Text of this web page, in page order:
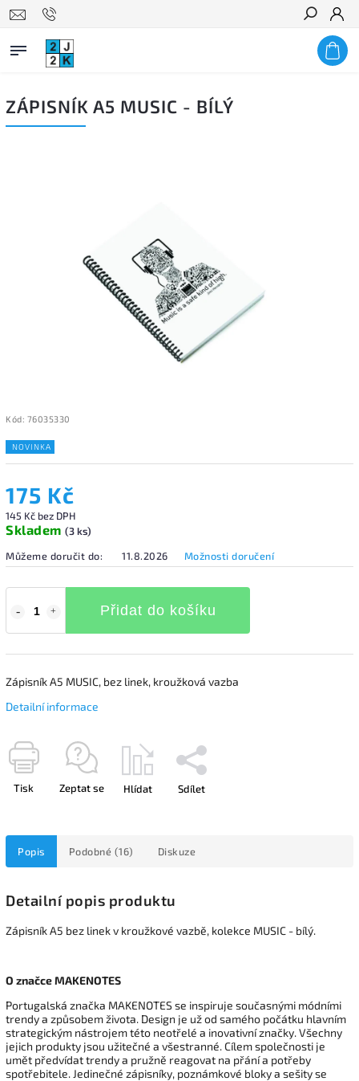
Hledat
ZÁPISNÍK A5 MUSIC - BÍLÝ
Kód: 76035330
NOVINKA
175 Kč
145 Kč bez DPH
Skladem (3 ks)
Můžeme doručit do:
11.8.2026 Možnosti doručení
Přidat do košíku
Zápisník A5 MUSIC, bez linek, kroužková vazba
Detailní informace
Tisk Zeptat se Hlídat Sdílet
Popis Podobné (16) Diskuze
Detailní popis produktu
Zápisník A5 bez linek v kroužkové vazbě, kolekce MUSIC - bílý.
O značce MAKENOTES
Portugalská značka MAKENOTES se inspiruje současnými módními
trendy a způsobem života. Design je už od samého počátku hlavním
strategickým nástrojem této neotřelé a inovativní značky. Všechny
jejich produkty jsou užitečné a všestranné. Cílem společnosti je
umět předvídat trendy a pružně reagovat na přání a potřeby
spotřebitele. Jedinečné zápisníky, poznámkové bloky a sešity se